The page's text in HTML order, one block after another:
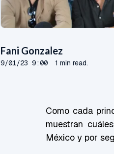
Fani Gonzalez
9/01/23 9:00 1 min read.
Como cada
muestran
México y por